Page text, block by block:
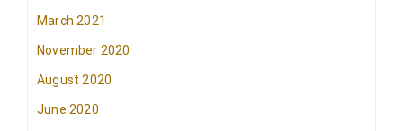
March 2021
November 2020
August 2020
June 2020